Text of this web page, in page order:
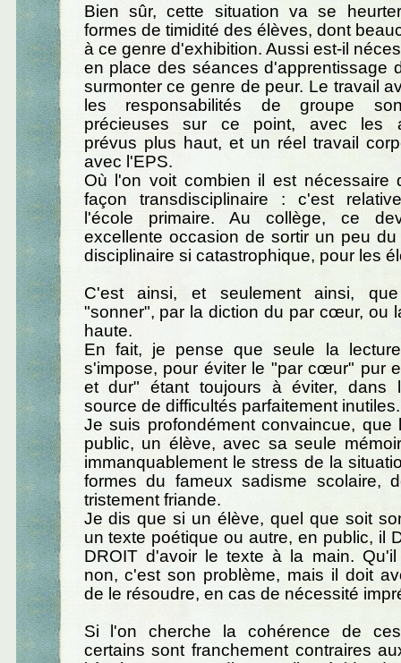
Bien sûr, cette situation va se
formes de timidité des élèves, dont
à ce genre d'exhibition. Aussi est-il
en place des séances d'apprentissage
surmonter ce genre de peur. Le travail
les responsabilités de groupe
précieuses sur ce point, avec les
prévus plus haut, et un réel travail
avec l'EPS.
Où l'on voit combien il est nécessaire
façon transdisciplinaire : c'est
l'école primaire. Au collège, ce
excellente occasion de sortir un peu
disciplinaire si catastrophique, pour les
C'est ainsi, et seulement ainsi,
"sonner", par la diction du par cœur, ou
haute.
En fait, je pense que seule la
s'impose, pour éviter le "par cœur" pur
et dur" étant toujours à éviter, dans
source de difficultés parfaitement inutiles.
Je suis profondément convaincue, que
public, un élève, avec sa seule
immanquablement le stress de la
formes du fameux sadisme scolaire,
tristement friande.
Je dis que si un élève, quel que soit
un texte poétique ou autre, en public, il
DROIT d'avoir le texte à la main.
non, c'est son problème, mais il doit
de le résoudre, en cas de nécessité
Si l'on cherche la cohérence de
certains sont franchement contraires